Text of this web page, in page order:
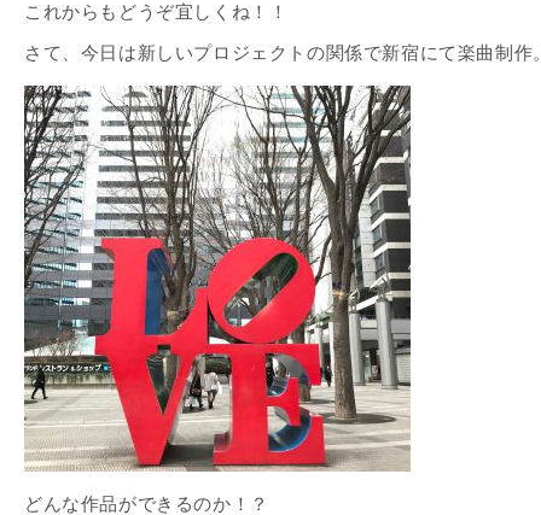
これからもどうぞ宜しくね！！
さて、今日は新しいプロジェクトの関係で新宿にて楽曲制作
どんな作品ができるのか！？